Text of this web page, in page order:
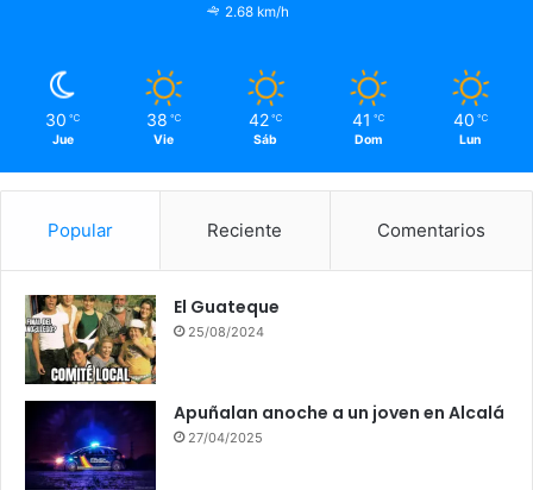
2.68 km/h
30 ℃
Jue
38 ℃
Vie
42 ℃
Sáb
41 ℃
Dom
40 ℃
Lun
Popular Reciente Comentarios
El Guateque
25/08/2024
Apuñalan anoche a un joven en Alcalá
27/04/2025